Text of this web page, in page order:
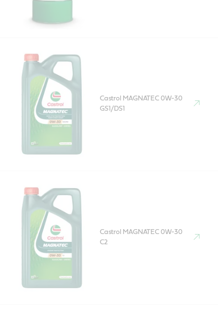
Castrol MAGNATEC 0W-30
GS1/DS1
Castrol MAGNATEC 0W-30
C2